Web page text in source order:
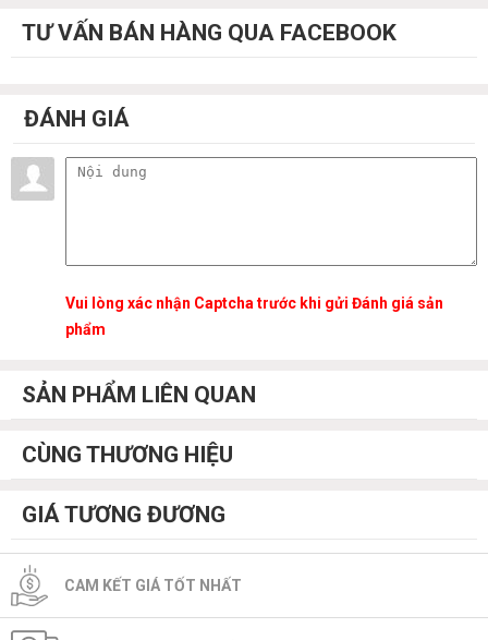
TƯ VẤN BÁN HÀNG QUA FACEBOOK
ĐÁNH GIÁ
Vui lòng xác nhận Captcha trước khi gửi Đánh giá sản
phẩm
SẢN PHẨM LIÊN QUAN
CÙNG THƯƠNG HIỆU
GIÁ TƯƠNG ĐƯƠNG
CAM KẾT GIÁ TỐT NHẤT